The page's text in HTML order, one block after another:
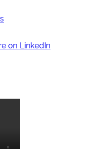
on LinkedIn